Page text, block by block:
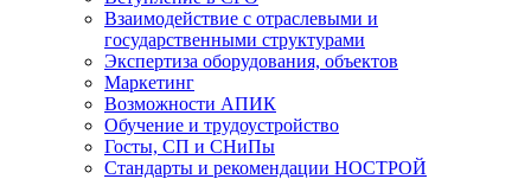
Взаимодействие с отраслевыми и
государственными структурами
Экспертиза оборудования, объектов
Маркетинг
Возможности АПИК
Обучение и трудоустройство
Госты, СП и СНиПы
Стандарты и рекомендации НОСТРОЙ